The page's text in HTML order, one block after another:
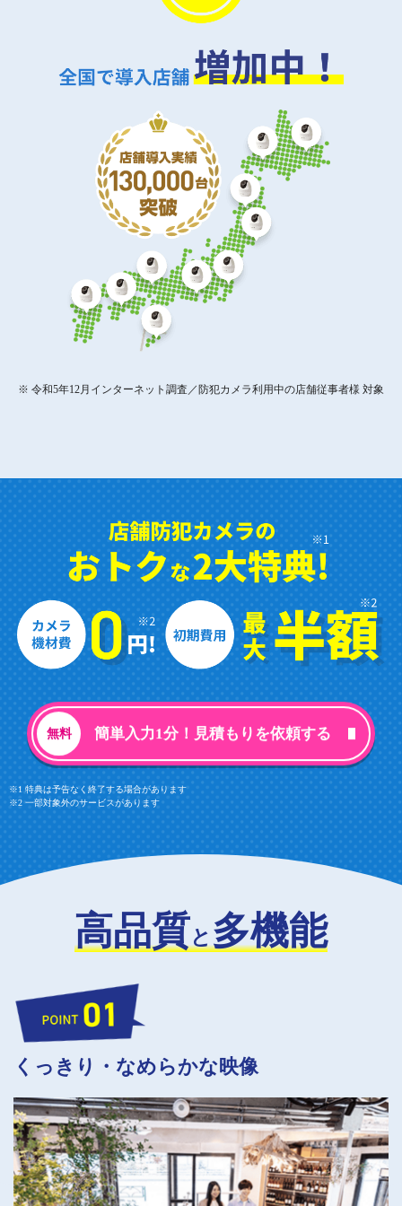
※ 令和5年12月インターネット調査／防犯カメラ利用中の店舗従事者様 対象
簡単入力1分！見積もりを依頼する
※1 特典は予告なく終了する場合があります
※2 一部対象外のサービスがあります
高品質と 多機能
くっきり・なめらかな映像